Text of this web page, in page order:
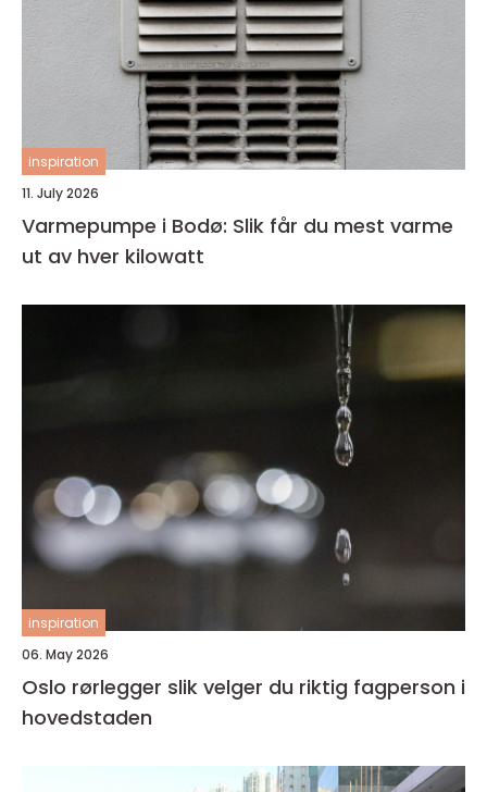
inspiration
11. July 2026
Varmepumpe i Bodø: Slik får du mest varme
ut av hver kilowatt
inspiration
06. May 2026
Oslo rørlegger slik velger du riktig fagperson i
hovedstaden